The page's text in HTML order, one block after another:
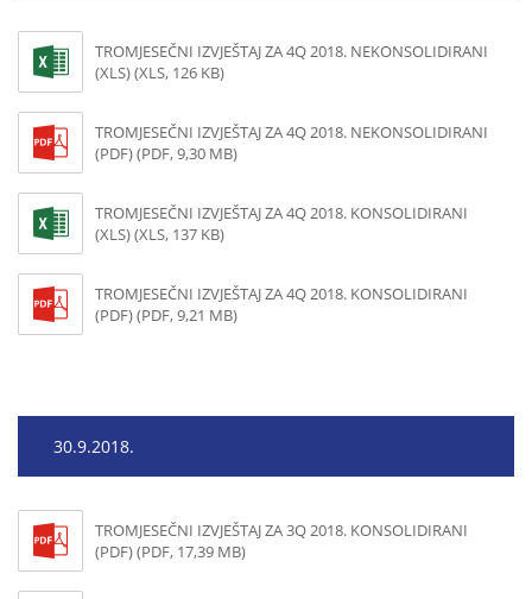
TROMJESEČNI IZVJEŠTAJ ZA 4Q 2018. NEKONSOLIDIRANI
(XLS) (XLS, 126 KB)
TROMJESEČNI IZVJEŠTAJ ZA 4Q 2018. NEKONSOLIDIRANI
(PDF) (PDF, 9,30 MB)
TROMJESEČNI IZVJEŠTAJ ZA 4Q 2018. KONSOLIDIRANI
(XLS) (XLS, 137 KB)
TROMJESEČNI IZVJEŠTAJ ZA 4Q 2018. KONSOLIDIRANI
(PDF) (PDF, 9,21 MB)
30.9.2018.
TROMJESEČNI IZVJEŠTAJ ZA 3Q 2018. KONSOLIDIRANI
(PDF) (PDF, 17,39 MB)